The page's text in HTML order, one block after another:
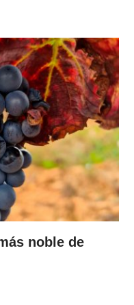
noble de